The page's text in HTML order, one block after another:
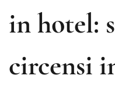
in hotel:
circensi